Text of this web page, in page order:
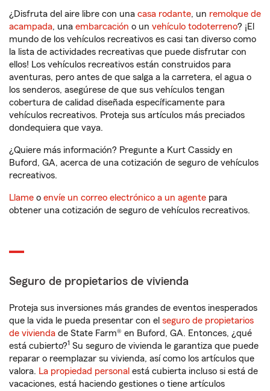
¿Disfruta del aire libre con una casa rodante, un remolque de
acampada, una embarcación o un vehículo todoterreno? ¡El
mundo de los vehículos recreativos es casi tan diverso como
la lista de actividades recreativas que puede disfrutar con
ellos! Los vehículos recreativos están construidos para
aventuras, pero antes de que salga a la carretera, el agua o
los senderos, asegúrese de que sus vehículos tengan
cobertura de calidad diseñada específicamente para
vehículos recreativos. Proteja sus artículos más preciados
dondequiera que vaya.
¿Quiere más información? Pregunte a Kurt Cassidy en
Buford, GA, acerca de una cotización de seguro de vehículos
recreativos.
Llame o envíe un correo electrónico a un agente para
obtener una cotización de seguro de vehículos recreativos.
Seguro de propietarios de vivienda
Proteja sus inversiones más grandes de eventos inesperados
que la vida le pueda presentar con el seguro de propietarios
de vivienda de State Farm® en Buford, GA. Entonces, ¿qué
está cubierto?1 Su seguro de vivienda le garantiza que puede
reparar o reemplazar su vivienda, así como los artículos que
valora. La propiedad personal está cubierta incluso si está de
vacaciones, está haciendo gestiones o tiene artículos